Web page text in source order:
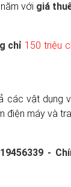
với giá
chỉ 150 triệu
các vật dụng
điện máy và
-